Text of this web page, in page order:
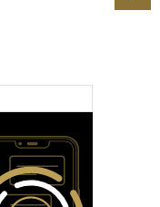
bereitgestellt